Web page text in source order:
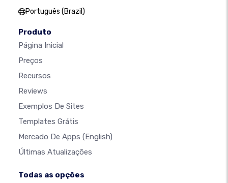
Português (Brazil)
Produto
Página Inicial
Preços
Recursos
Reviews
Exemplos De Sites
Templates Grátis
Mercado De Apps (English)
Últimas Atualizações
Todas as opções